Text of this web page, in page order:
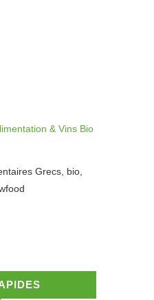
& Vins Bio
Grecs, bio,